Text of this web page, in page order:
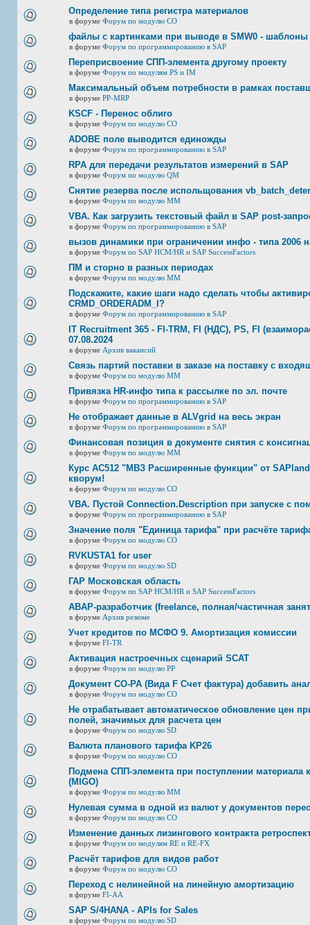
Определение типа регистра материалов
в форуме Форум по модулю СО
файлы с картинками при выводе в SMW0 - шаблоны
в форуме Форум по программированию в SAP
Переприсвоение СПП-элемента другому проекту
в форуме Форум по модулям PS и IM
Максимальный объем потребности в рамках
в форуме PP-MRP
KSCF - Перенос облиго
в форуме Форум по модулю СО
ADOBE поле выводится единожды
в форуме Форум по программированию в SAP
RPA для передачи результатов измерений в SAP
в форуме Форум по модулю QM
Снятие резерва после испольщования
в форуме Форум по модулю ММ
VBA. Как загрузить текстовый файл в SAP post-
в форуме Форум по программированию в SAP
вызов динамики при ограничении инфо - типа 2006
в форуме Форум по SAP HCM/HR и SAP SuccessFactors
ПМ и сторно в разных периодах
в форуме Форум по модулю ММ
Подскажите, какие шаги надо сделать чтобы
CRMD_ORDERADM_I?
в форуме Форум по программированию в SAP
IT Recruitment 365 - FI-TRM, FI (НДС), PS, FI
07.08.2024
в форуме Архив вакансий
Связь партий поставки в заказе на поставку с
в форуме Форум по модулю ММ
Привязка HR-инфо типа к рассылке по эл. почте
в форуме Форум по программированию в SAP
Не отображает данные в ALVgrid на весь экран
в форуме Форум по программированию в SAP
Финансовая позиция в документе снятия с
в форуме Форум по модулю ММ
Курс AC512 "МВЗ Расширенные функции" от
кворум!
в форуме Форум по модулю СО
VBA. Пустой Connection.Description при запуске с
в форуме Форум по программированию в SAP
Значение поля "Единица тарифа" при расчёте
в форуме Форум по модулю СО
RVKUSTA1 for user
в форуме Форум по модулю SD
ГАР Московская область
в форуме Форум по SAP HCM/HR и SAP SuccessFactors
ABAP-разработчик (freelance, полная/частичная
в форуме Архив резюме
Учет кредитов по МСФО 9. Амортизация комиссии
в форуме FI-TR
Активация настроечных сценарий SCAT
в форуме Форум по модулю РР
Документ CO-PA (Вида F Счет фактура) добавить
в форуме Форум по модулю СО
Не отрабатывает автоматическое обновление цен
полей, значимых для расчета цен
в форуме Форум по модулю SD
Валюта планового тарифа KP26
в форуме Форум по модулю СО
Подмена СПП-элемента при поступлении материала к
(MIGO)
в форуме Форум по модулю ММ
Нулевая сумма в одной из валют у документов
в форуме Форум по модулю СО
Изменение данных лизингового контракта
в форуме Форум по модулям RE и RE-FX
Расчёт тарифов для видов работ
в форуме Форум по модулю СО
Переход с нелинейной на линейную амортизацию
в форуме FI-AA
SAP S/4HANA - APIs for Sales
в форуме Форум по модулю SD